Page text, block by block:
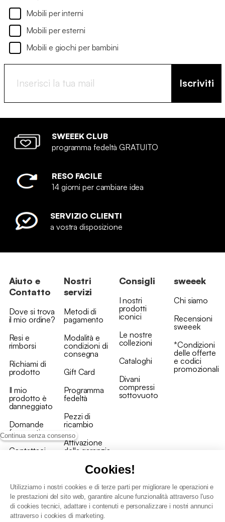
Continua senza consenso
Cookies!
Utilizziamo i nostri cookies e di terze parti per migliorare le operazioni e
le prestazioni del sito web, garantire alcune funzionalità attraverso l'uso
di cookies tecnici, adattare i contenuti e personalizzare i nostri annunci
attraverso i cookies di marketing.
Mobili per interni
Mobili per esterni
Mobili e giochi per bambini
Iscriviti
SWEEEK CLUB
programma fedeltà GRATUITO
RESO FACILE
14 giorni per cambiare idea
SERVIZIO CLIENTI
a vostra disposizione
Aiuto e
Contatto
Dove si trova
il mio ordine?
Resi e
rimborsi
Richiami di
prodotto
Il mio
prodotto è
danneggiato
Domande
frequenti
Contattaci
Nostri
servizi
Metodi di
pagamento
Modalità e
condizioni di
consegna
Gift Card
Programma
fedeltà
Pezzi di
ricambio
Attivazione
della garanzia
Consigli
I nostri
prodotti
iconici
Le nostre
collezioni
Cataloghi
Divani
compressi
sottovuoto
sweeek
Chi siamo
Recensioni
sweeek
*Condizioni
delle offerte
e codici
promozionali
Condizioni generali vendita